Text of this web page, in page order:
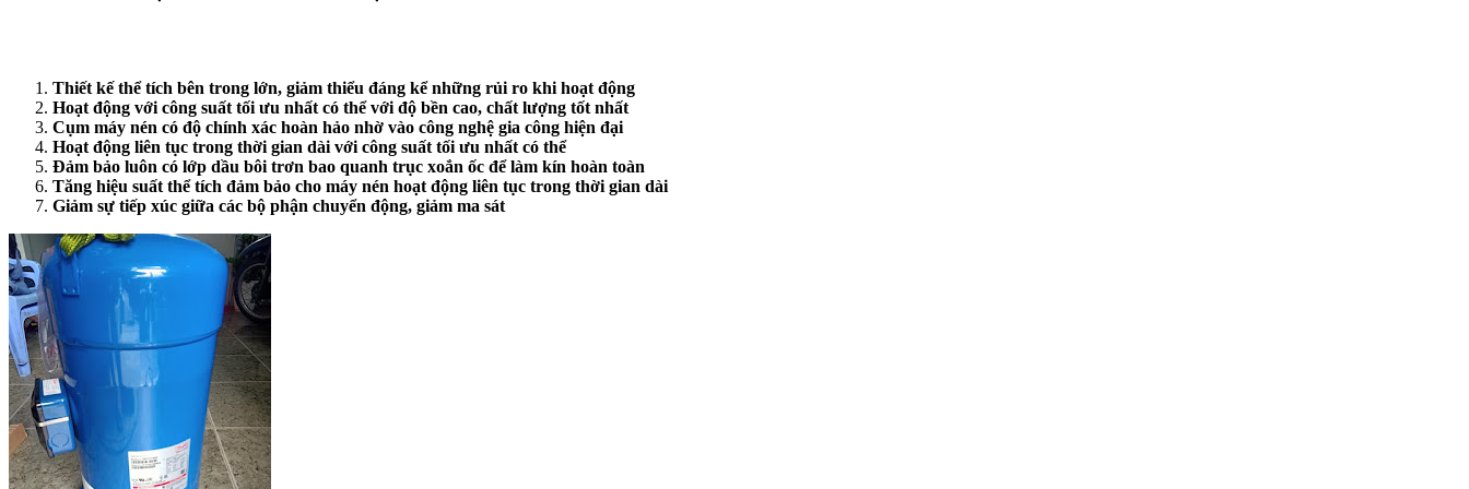
Thiết kế thể tích bên trong lớn, giảm thiểu đáng kể những rủi ro khi hoạt động
Hoạt động với công suất tối ưu nhất có thể với độ bền cao, chất lượng tốt nhất
Cụm máy nén có độ chính xác hoàn hảo nhờ vào công nghệ gia công hiện đại
Hoạt động liên tục trong thời gian dài với công suất tối ưu nhất có thể
Đảm bảo luôn có lớp dầu bôi trơn bao quanh trục xoắn ốc để làm kín hoàn toàn
Tăng hiệu suất thể tích đảm bảo cho máy nén hoạt động liên tục trong thời gian dài
Giảm sự tiếp xúc giữa các bộ phận chuyển động, giảm ma sát